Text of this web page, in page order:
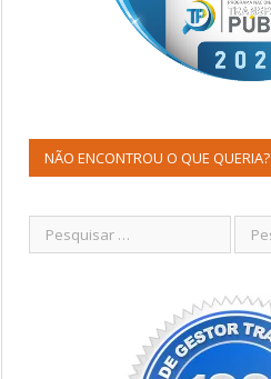
NÃO ENCONTROU O QUE QUERIA?